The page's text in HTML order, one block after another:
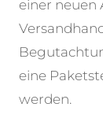
einer neuen
eine
werden.